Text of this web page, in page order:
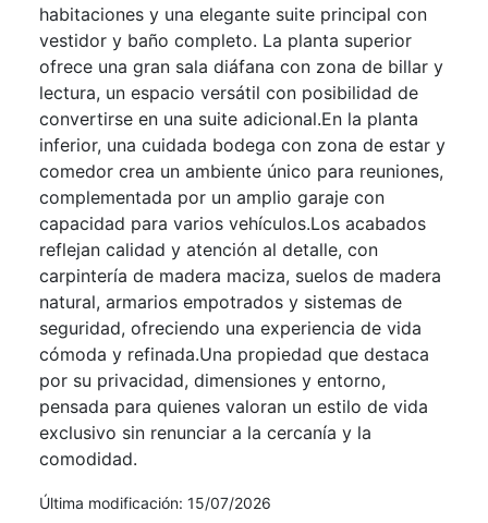
habitaciones y una elegante suite principal con
vestidor y baño completo. La planta superior
ofrece una gran sala diáfana con zona de billar y
lectura, un espacio versátil con posibilidad de
convertirse en una suite adicional.En la planta
inferior, una cuidada bodega con zona de estar y
comedor crea un ambiente único para reuniones,
complementada por un amplio garaje con
capacidad para varios vehículos.Los acabados
reflejan calidad y atención al detalle, con
carpintería de madera maciza, suelos de madera
natural, armarios empotrados y sistemas de
seguridad, ofreciendo una experiencia de vida
cómoda y refinada.Una propiedad que destaca
por su privacidad, dimensiones y entorno,
pensada para quienes valoran un estilo de vida
exclusivo sin renunciar a la cercanía y la
comodidad.
Última modificación: 15/07/2026